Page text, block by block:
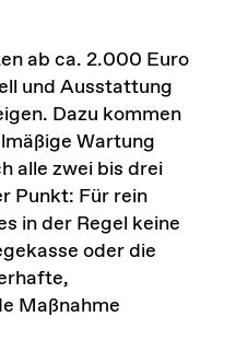
ab ca. 2.000 Euro
und Ausstattung
Dazu kommen
Wartung
alle zwei bis drei
Punkt: Für rein
in der Regel keine
oder die
Maßnahme